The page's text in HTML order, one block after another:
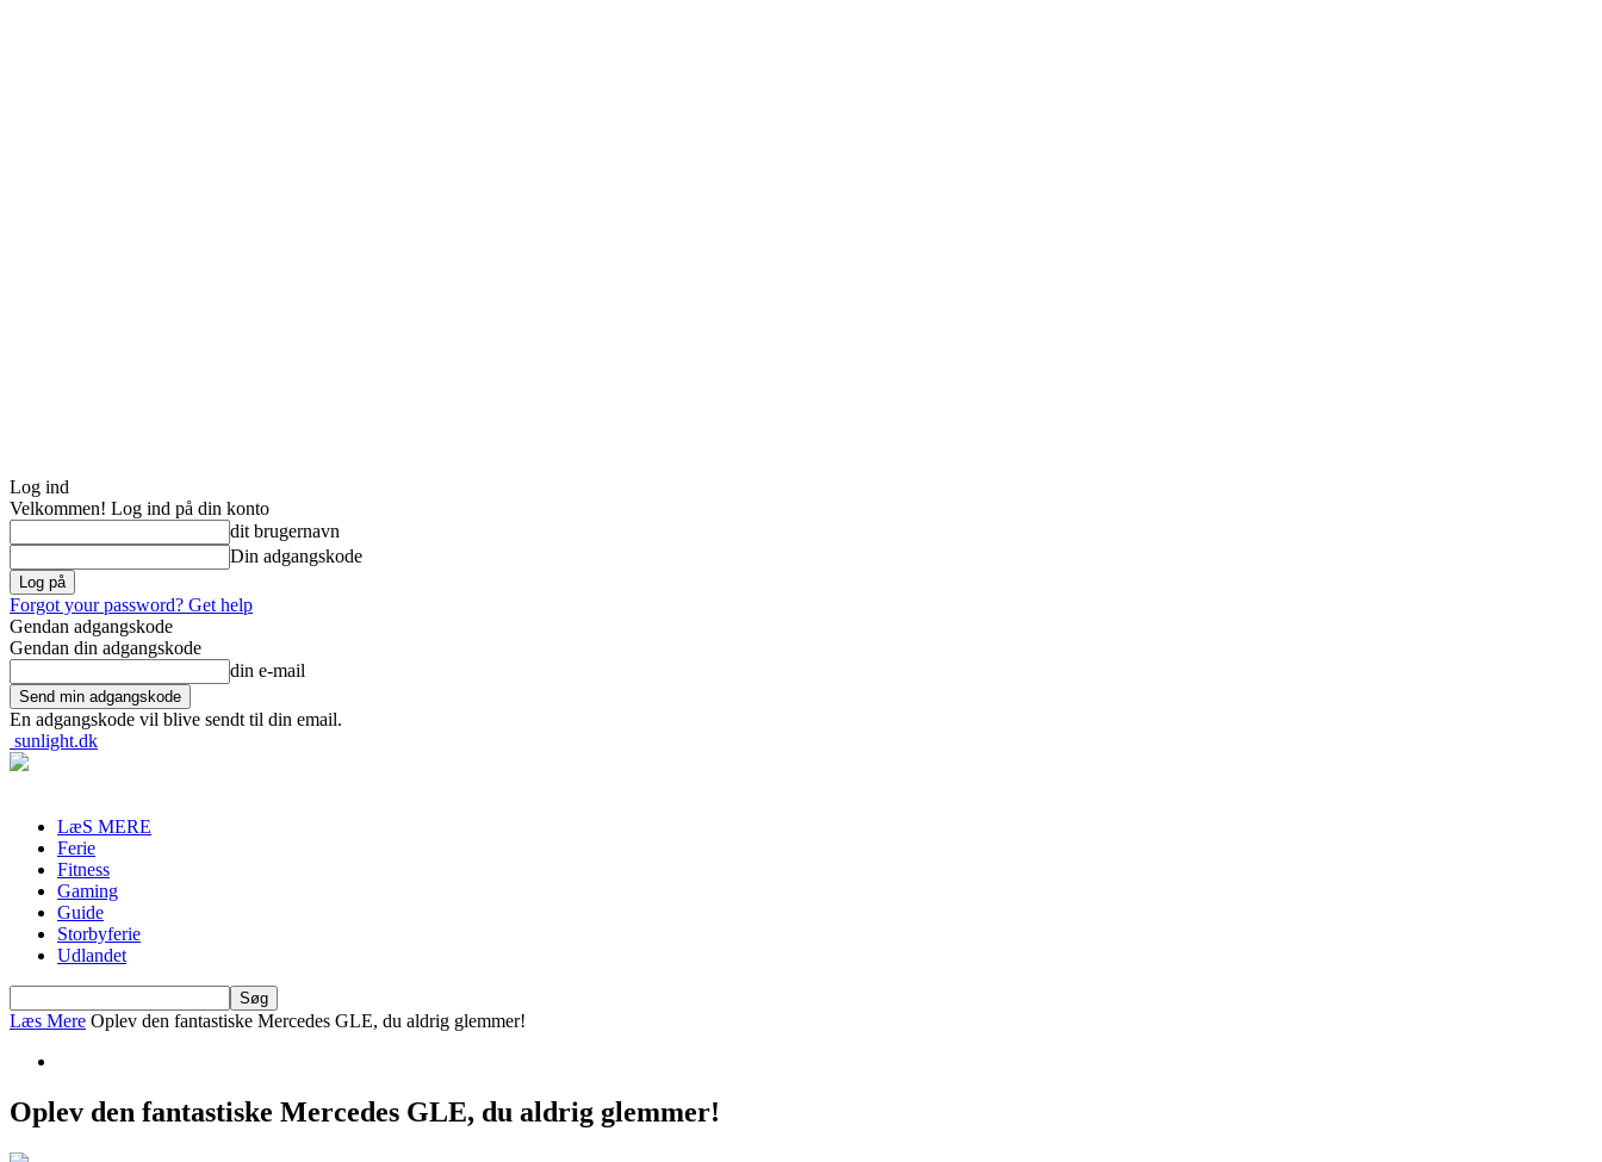
Log ind
Velkommen! Log ind på din konto
dit brugernavn
Din adgangskode
Forgot your password? Get help
Gendan adgangskode
Gendan din adgangskode
din e-mail
En adgangskode vil blive sendt til din email.
sunlight.dk
LæS MERE
Ferie
Fitness
Gaming
Guide
Storbyferie
Udlandet
Læs Mere Oplev den fantastiske Mercedes GLE, du aldrig glemmer!
Oplev den fantastiske Mercedes GLE, du aldrig glemmer!